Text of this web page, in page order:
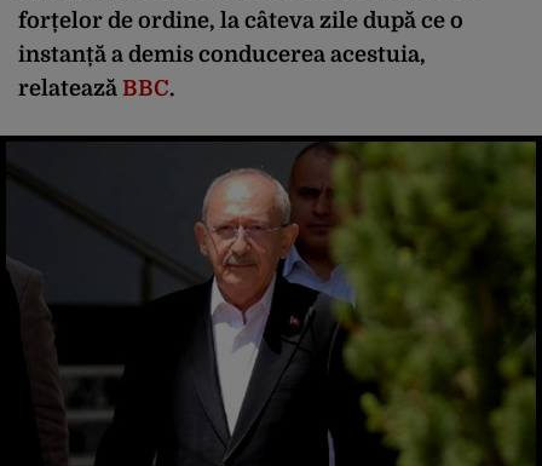
forțelor de ordine, la câteva zile după ce o
instanță a demis conducerea acestuia,
relatează BBC.